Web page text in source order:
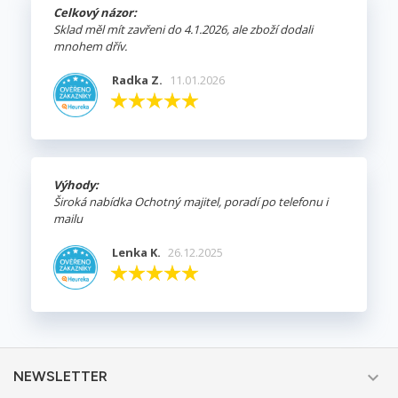
Celkový názor:
Sklad měl mít zavřeni do 4.1.2026, ale zboží dodali
mnohem dřív.
Radka Z. 11.01.2026
Výhody:
Široká nabídka Ochotný majitel, poradí po telefonu i
mailu
Lenka K. 26.12.2025
NEWSLETTER 